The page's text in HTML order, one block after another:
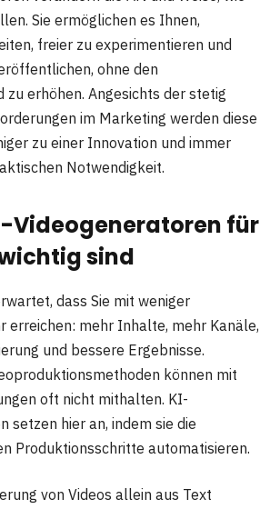
Sie ermöglichen es Ihnen,
freier zu experimentieren und
ohne den
zu erhöhen. Angesichts der stetig
im Marketing werden diese
zu einer Innovation und immer
Notwendigkeit.
Videogeneratoren für
sind
dass Sie mit weniger
erreichen: mehr Inhalte, mehr Kanäle,
und bessere Ergebnisse.
können mit
oft nicht mithalten. KI-
setzen hier an, indem sie die
Produktionsschritte automatisieren.
von Videos allein aus Text